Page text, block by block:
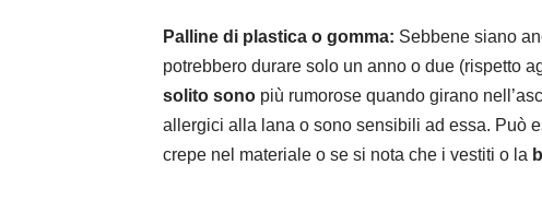
Palline di plastica o gomma: Sebbene siano
potrebbero durare solo un anno o due (rispetto
solito sono più rumorose quando girano
allergici alla lana o sono sensibili ad essa. Può
crepe nel materiale o se si nota che i vestiti o la